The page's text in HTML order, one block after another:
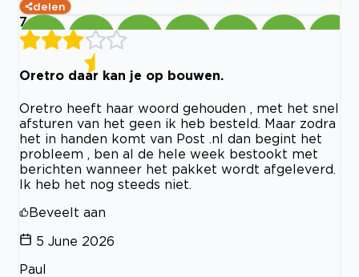
delen
7
Oretro daar kan je op bouwen.
Oretro heeft haar woord gehouden , met het snel
afsturen van het geen ik heb besteld. Maar zodra
het in handen komt van Post .nl dan begint het
probleem , ben al de hele week bestookt met
berichten wanneer het pakket wordt afgeleverd.
Ik heb het nog steeds niet.
Beveelt aan
5 June 2026
Paul